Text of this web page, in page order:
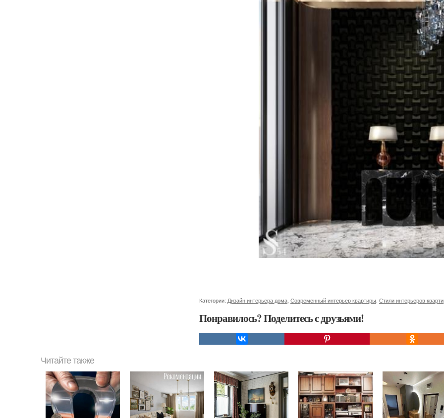
Категории: Дизайн интерьера дома Современный интерьер квартиры Стили интерьеров
Понравилось? Поделитесь с друзьями!
Читайте также